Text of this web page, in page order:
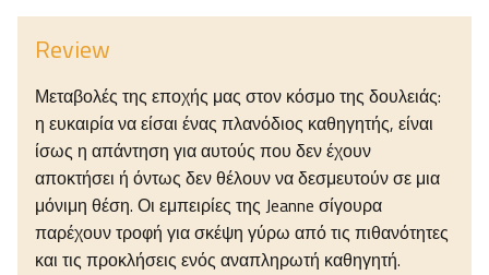
Review
Μεταβολές της εποχής μας στον κόσμο της δουλειάς:
η ευκαιρία να είσαι ένας πλανόδιος καθηγητής, είναι
ίσως η απάντηση για αυτούς που δεν έχουν
αποκτήσει ή όντως δεν θέλουν να δεσμευτούν σε μια
μόνιμη θέση. Οι εμπειρίες της Jeanne σίγουρα
παρέχουν τροφή για σκέψη γύρω από τις πιθανότητες
και τις προκλήσεις ενός αναπληρωτή καθηγητή.